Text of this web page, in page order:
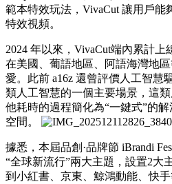
範本特效玩法，VivaCut 讓用戶能
特效視頻。
2024 年以來，VivaCut端內累計上
在美國、葡語地區、阿語海灣地
愛。此前 a16z 還曾評價人工智慧
類人工智慧的一個主要場景，這
他耗時的過程簡化為“一鍵式”的
空間。
據悉，本屆品創·品牌節 iBrandi
“全球新流行”兩大主題，設置2大
到小紅書、京東、鯨鴻動能、快